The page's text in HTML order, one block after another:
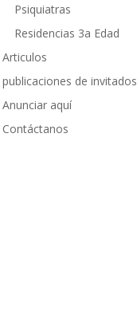
Psiquiatras
Residencias 3a Edad
Articulos
publicaciones de invitados
Anunciar aquí
Contáctanos